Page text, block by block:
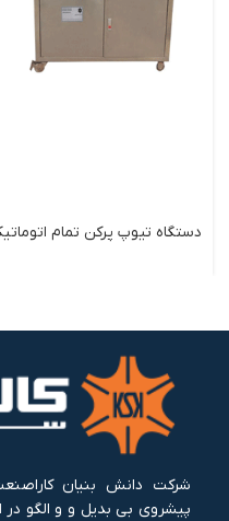
دستگاه تيوپ پرکن تمام
شرکت دانش بنیان
پیشروی بی بدیل و و الگو